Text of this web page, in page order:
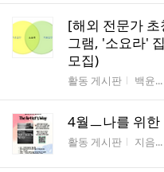
[해외 전문가
그램, '소요라'
모집)
게시판명
활동 게시판 작성자
백윤...
4월ㅡ나를 위
게시판명
활동 게시판 작성자
지음...